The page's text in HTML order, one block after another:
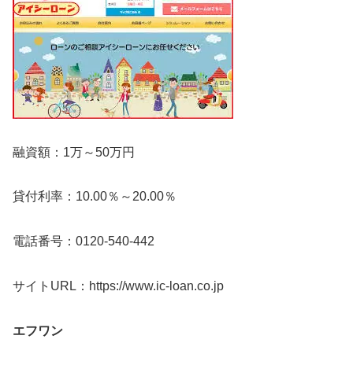
融資額：1万～50万円
貸付利率：10.00％～20.00％
電話番号：0120-540-442
サイトURL：https://www.ic-loan.co.jp
エフワン